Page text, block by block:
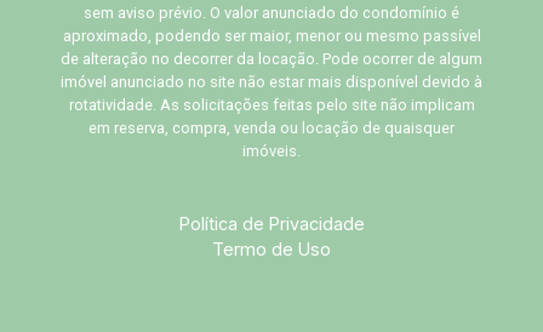
sem aviso prévio. O valor anunciado do condomínio é
aproximado, podendo ser maior, menor ou mesmo passível
de alteração no decorrer da locação. Pode ocorrer de algum
imóvel anunciado no site não estar mais disponível devido à
rotatividade. As solicitações feitas pelo site não implicam
em reserva, compra, venda ou locação de quaisquer
imóveis.
Política de Privacidade
Termo de Uso